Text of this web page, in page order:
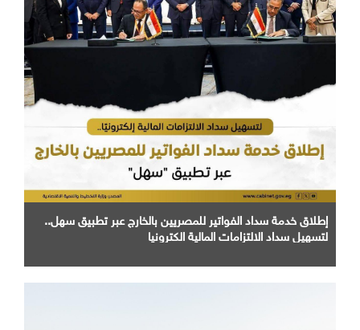
إطلاق خدمة سداد الفواتير للمصريين بالخارج عبر تطبيق سهل..
لتسهيل سداد الالتزامات المالية الكترونيا